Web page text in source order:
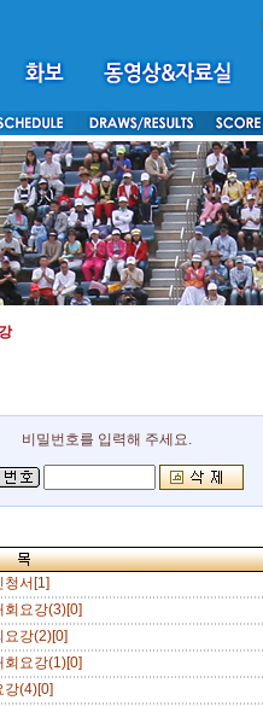
비밀번호를 입력해 주세요.
청서[1]
요강(3)[0]
요강(2)[0]
요강(1)[0]
강(4)[0]